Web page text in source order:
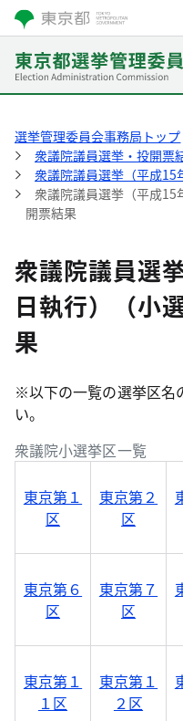
選挙管理委員会事務局トップ
衆議院議員選挙・投開票
衆議院議員選挙（平成
衆議院議員選挙（平成15
開票結果
衆議院議員選
日執行）（小
果
※以下の一覧の選挙区名
い。
衆議院小選挙区一覧
東京第１
区
東京第２
区
東京第６
区
東京第７
区
東京第１
１区
東京第１
２区